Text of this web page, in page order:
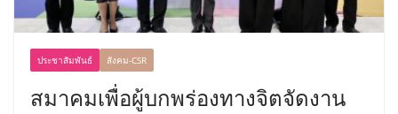
ประชาสัมพันธ์ สังคม-CSR
สมาคมเพื่อผู้บกพร่องทางจิตจัดงาน